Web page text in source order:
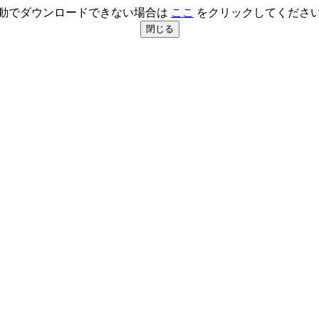
でダウンロードできない場合は ここ をクリックしてくださ